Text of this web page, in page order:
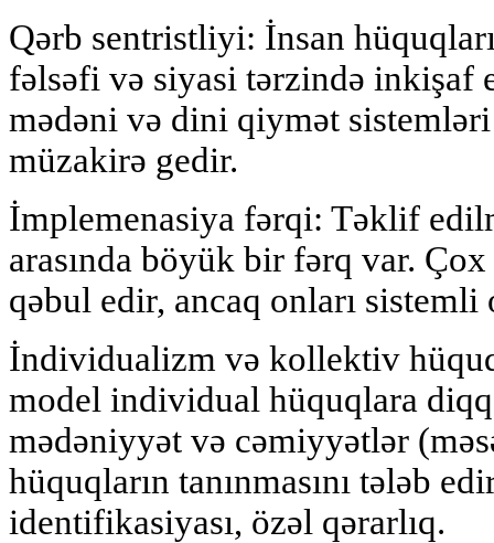
Qərb sentristliyi: İnsan
fəlsəfi və siyasi tərzində inkişaf
mədəni və dini qiymət
müzakirə gedir.
İmplemenasiya fərqi: Təklif
arasında böyük bir fərq var.
qəbul edir, ancaq onları sistemli
İndividualizm və kollektiv
model individual hüquqlara
mədəniyyət və cəmiyyətlər
hüquqların tanınmasını tələb
identifikasiyası, özəl qərarlıq.